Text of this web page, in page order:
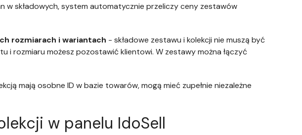
w składowych, system automatycznie przeliczy ceny zestawów
rozmiarach i wariantach - składowe zestawu i kolekcji nie muszą być
i rozmiaru możesz pozostawić klientowi. W zestawy można łączyć
mają osobne ID w bazie towarów, mogą mieć zupełnie niezależne
w panelu IdoSell